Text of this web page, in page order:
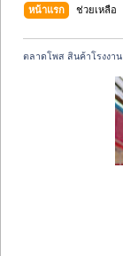
หน้าแรก ช่วยเหลือ
ตลาดโพส สินค้าโรงงาน